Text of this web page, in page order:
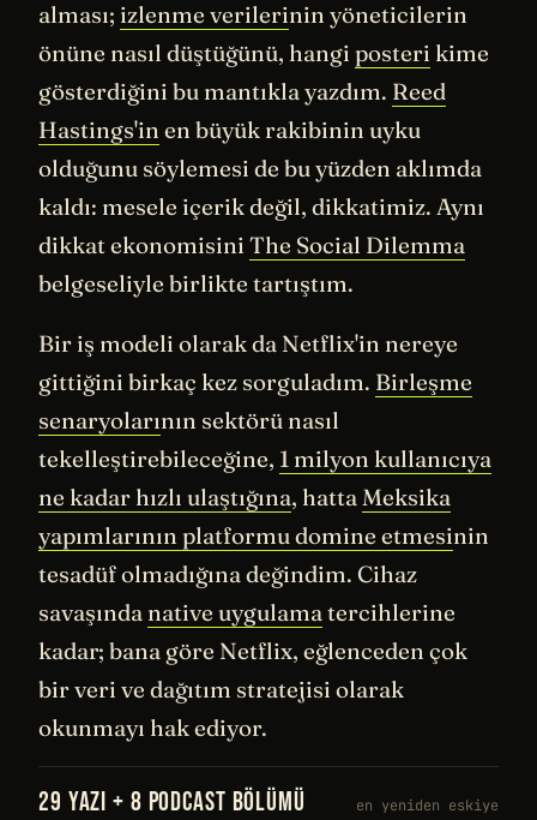
alması; izlenme verilerinin yöneticilerin
önüne nasıl düştüğünü, hangi posteri kime
gösterdiğini bu mantıkla yazdım. Reed
Hastings'in en büyük rakibinin uyku
olduğunu söylemesi de bu yüzden aklımda
kaldı: mesele içerik değil, dikkatimiz. Aynı
dikkat ekonomisini The Social Dilemma
belgeseliyle birlikte tartıştım.
Bir iş modeli olarak da Netflix'in nereye
gittiğini birkaç kez sorguladım. Birleşme
senaryolarının sektörü nasıl
tekelleştirebileceğine, 1 milyon kullanıcıya
ne kadar hızlı ulaştığına, hattaMeksika
yapımlarının platformu domine etmesinin
tesadüf olmadığına değindim. Cihaz
savaşında native uygulamatercihlerine
kadar; bana göre Netflix, eğlenceden çok
bir veri ve dağıtım stratejisi olarak
okunmayı hak ediyor.
29 YAZI + 8 PODCAST BÖLÜMÜ en yeniden eskiye